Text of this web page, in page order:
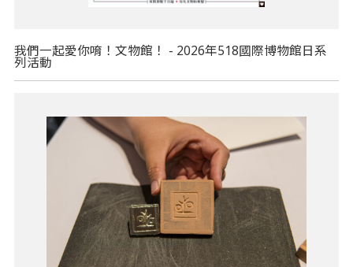
我們一起愛你唷！文物館！ - 2026年518國際博物館日系
列活動